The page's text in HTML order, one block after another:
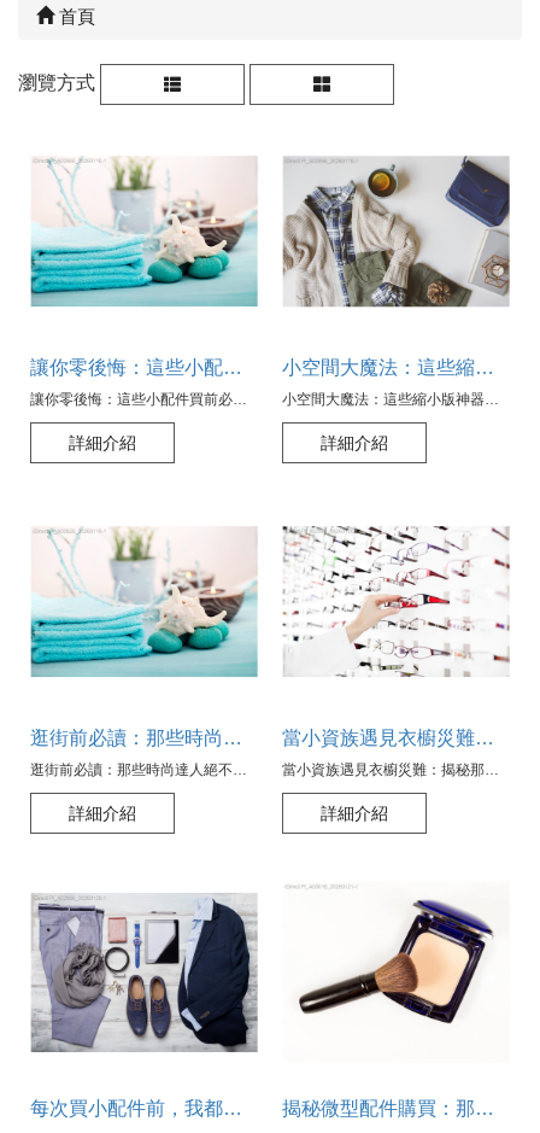
首頁
瀏覽方式
讓你零後悔：這些小配件買前必思考的隱藏事實
讓你零後悔：這些小配件買前必思考的隱藏事實
詳細介紹
小空間大魔法：這些縮小版神器能讓你的房間「看起來」兩倍大！
小空間大魔法：這些縮小版神器能讓你的房間「看起來」兩倍大！
詳細介紹
逛街前必讀：那些時尚達人絕不碰的五大小配件陷阱
逛街前必讀：那些時尚達人絕不碰的五大小配件陷阱
詳細介紹
當小資族遇見衣櫥災難：揭秘那些穿搭陷阱及逃脫秘訣
當小資族遇見衣櫥災難：揭秘那些穿搭陷阱及逃脫秘訣
詳細介紹
每次買小配件前，我都問自己這三個問題，從未失手 揭秘微型配件購買：那些絕不會告訴你的買錯後遺症